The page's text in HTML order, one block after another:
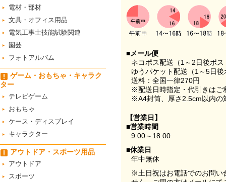
電材・部材
文具・オフィス用品
電気工事士技能試験関連
園芸
フォトアルバム
ゲーム・おもちゃ・キャラク
ター
テレビゲーム
おもちゃ
ケース・ディスプレイ
キャラクター
アウトドア・スポーツ用品
アウトドア
スポーツ
■メール便
ネコポス配送（1～2日後ポ
ゆうパケット配送（1～5日
送料：全国一律270円
※配送日時指定・代引きはご
※A4封筒、厚さ2.5cm以内の
【営業日】
■営業時間
9:00～18:00
■休業日
年中無休
※土日祝はお電話でのお問い